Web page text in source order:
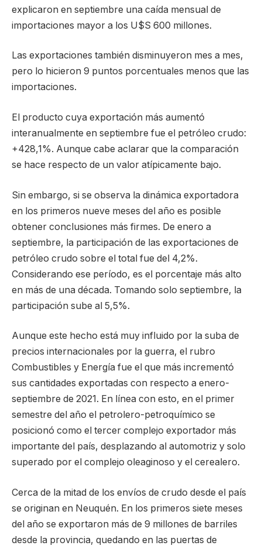
explicaron en septiembre una caída mensual de
importaciones mayor a los U$S 600 millones.
Las exportaciones también disminuyeron mes a mes,
pero lo hicieron 9 puntos porcentuales menos que las
importaciones.
El producto cuya exportación más aumentó
interanualmente en septiembre fue el petróleo crudo:
+428,1%. Aunque cabe aclarar que la comparación
se hace respecto de un valor atípicamente bajo.
Sin embargo, si se observa la dinámica exportadora
en los primeros nueve meses del año es posible
obtener conclusiones más firmes. De enero a
septiembre, la participación de las exportaciones de
petróleo crudo sobre el total fue del 4,2%.
Considerando ese período, es el porcentaje más alto
en más de una década. Tomando solo septiembre, la
participación sube al 5,5%.
Aunque este hecho está muy influido por la suba de
precios internacionales por la guerra, el rubro
Combustibles y Energía fue el que más incrementó
sus cantidades exportadas con respecto a enero-
septiembre de 2021. En línea con esto, en el primer
semestre del año el petrolero-petroquímico se
posicionó como el tercer complejo exportador más
importante del país, desplazando al automotriz y solo
superado por el complejo oleaginoso y el cerealero.
Cerca de la mitad de los envíos de crudo desde el país
se originan en Neuquén. En los primeros siete meses
del año se exportaron más de 9 millones de barriles
desde la provincia, quedando en las puertas de